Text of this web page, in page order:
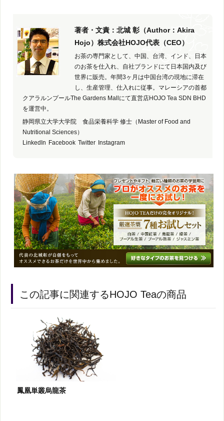
著者・文責：北城 彰（Author：Akira
Hojo）株式会社HOJO代表（CEO）
お茶の専門家として、中国、台湾、インド、日本
のお茶を仕入れ、自社ブランドにて日本国内及び
世界に販売。年間3ヶ月は中国台湾の現地に滞在
し、生産管理、仕入れに従事。マレーシアの首都
クアラルンプールThe Gardens Mallにて直営店HOJO Tea SDN BHD
を運営中。
静岡県立大学大学院 食品栄養科学 修士（Master of Food and
Nutritional Sciences）
LinkedIn Facebook Twitter Instagram
この記事に関連するHOJO Teaの商品
鳳凰単叢烏龍茶